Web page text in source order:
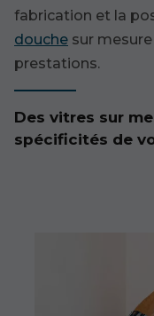
fabrication et la
douche sur
prestations.
Des vitres sur
spécificités de